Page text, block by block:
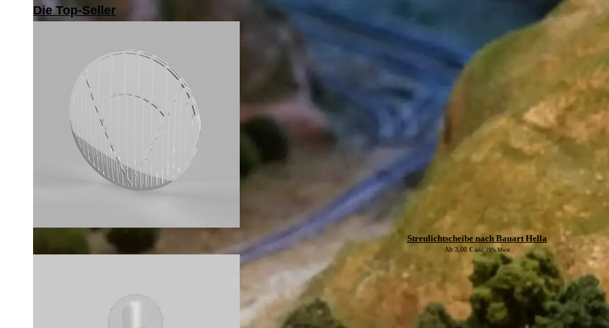
Die Top-Seller
Streulichtscheibe nach Bauart Hella
Ab 3,00 € inkl. 19% Mwst